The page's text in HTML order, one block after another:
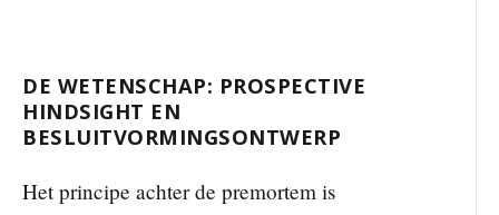
DE WETENSCHAP: PROSPECTIVE
HINDSIGHT EN
BESLUITVORMINGSONTWERP
Het principe achter de premortem is